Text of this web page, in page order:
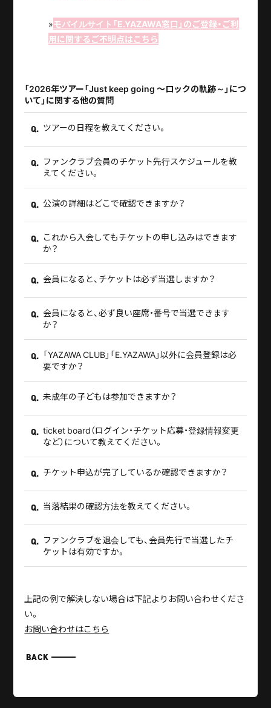
»モバイルサイト「E.YAZAWA窓口」のご登録・ご利
用に関するご不明点はこちら
「2026年ツアー「Just keep going ～ロックの軌跡～」につ
いて」に関する他の質問
Q. ツアーの日程を教えてください。
Q. ファンクラブ会員のチケット先行スケジュールを教
えてください。
Q. 公演の詳細はどこで確認できますか？
Q. これから入会してもチケットの申し込みはできます
か？
Q. 会員になると、チケットは必ず当選しますか？
Q. 会員になると、必ず良い座席・番号で当選できます
か？
Q. 「YAZAWA CLUB」「E.YAZAWA」以外に会員登録は必
要ですか？
Q. 未成年の子どもは参加できますか？
Q. ticket board（ログイン・チケット応募・登録情報変更
など）について教えてください。
Q. チケット申込が完了しているか確認できますか？
Q. 当落結果の確認方法を教えてください。
Q. ファンクラブを退会しても、会員先行で当選したチ
ケットは有効ですか。
上記の例で解決しない場合は下記よりお問い合わせくださ
い。
お問い合わせはこちら